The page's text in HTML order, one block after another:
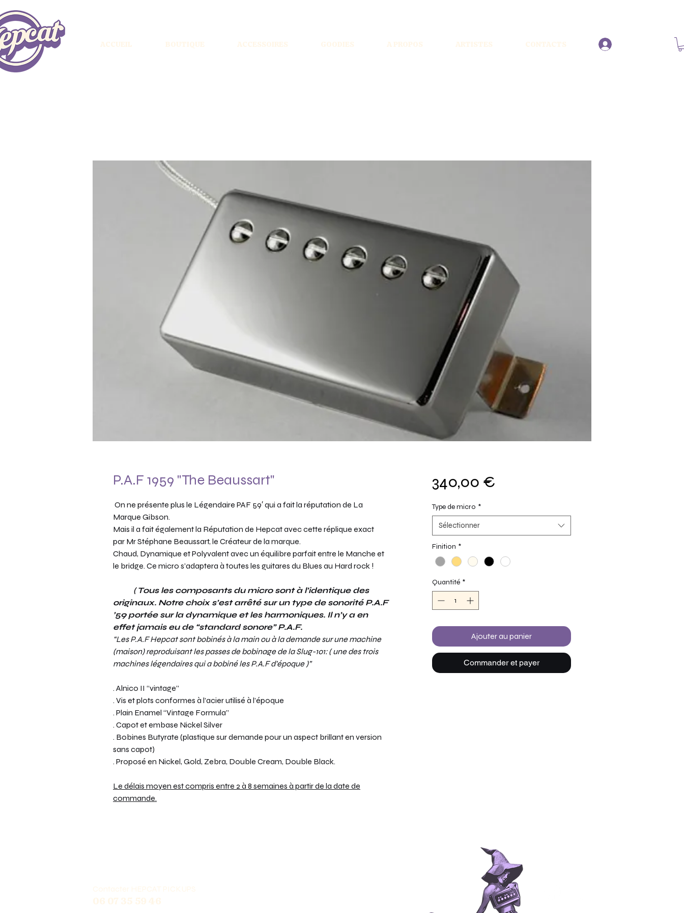
ACCUEIL BOUTIQUE ACCESSOIRES GOODIES A PROPOS ARTISTES CONTACTS
P.A.F 1959 "The Beaussart"
On ne présente plus le Légendaire PAF 59′ qui a fait la réputation de La
Marque Gibson.
Mais il a fait également la Réputation de Hepcat avec cette réplique exact
par Mr Stéphane Beaussart, le Créateur de la marque.
Chaud, Dynamique et Polyvalent avec un équilibre parfait entre le Manche et
le bridge. Ce micro s’adaptera à toutes les guitares du Blues au Hard rock !
( Tous les composants du micro sont à l’identique des
originaux. Notre choix s’est arrêté sur un type de sonorité P.A.F
’59 portée sur la dynamique et les harmoniques. Il n’y a en
effet jamais eu de “standard sonore” P.A.F.
“Les P.A.F Hepcat sont bobinés à la main ou à la demande sur une machine
(maison) reproduisant les passes de bobinage de la Slug-101: ( une des trois
machines légendaires qui a bobiné les P.A.F d’époque )”
. Alnico II “vintage”
. Vis et plots conformes à l’acier utilisé à l’époque
. Plain Enamel “Vintage Formula”
. Capot et embase Nickel Silver
. Bobines Butyrate (plastique sur demande pour un aspect brillant en version
sans capot)
. Proposé en Nickel, Gold, Zebra, Double Cream, Double Black.
Le délais moyen est compris entre 2 à 8 semaines à partir de la date de
commande.
340,00 €Prix
Type de micro *
Sélectionner
Finition *
Quantité *
Ajouter au panier
Commander et payer
Contacter HEPCAT PICKUPS
06 07 35 59 46